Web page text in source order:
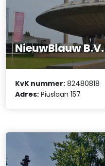
NieuwBlauw B.V.
KvK nummer: 82480818
Adres: Piuslaan 157